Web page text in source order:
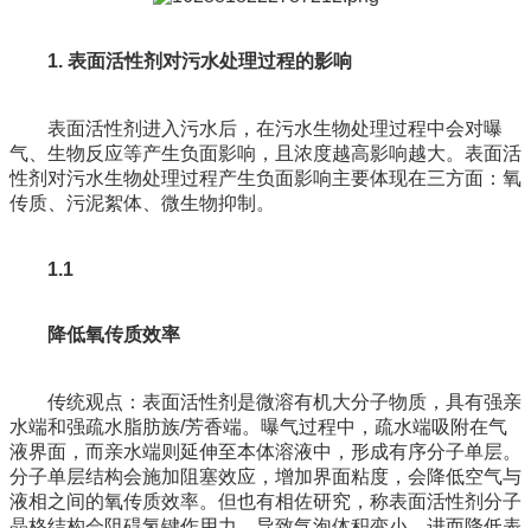
1. 表面活性剂对污水处理过程的影响
表面活性剂进入污水后，在污水生物处理过程中会对曝
气、生物反应等产生负面影响，且浓度越高影响越大。表面活
性剂对污水生物处理过程产生负面影响主要体现在三方面：氧
传质、污泥絮体、微生物抑制。
1.1
降低氧传质效率
传统观点：表面活性剂是微溶有机大分子物质，具有强亲
水端和强疏水脂肪族/芳香端。曝气过程中，疏水端吸附在气
液界面，而亲水端则延伸至本体溶液中，形成有序分子单层。
分子单层结构会施加阻塞效应，增加界面粘度，会降低空气与
液相之间的氧传质效率。但也有相佐研究，称表面活性剂分子